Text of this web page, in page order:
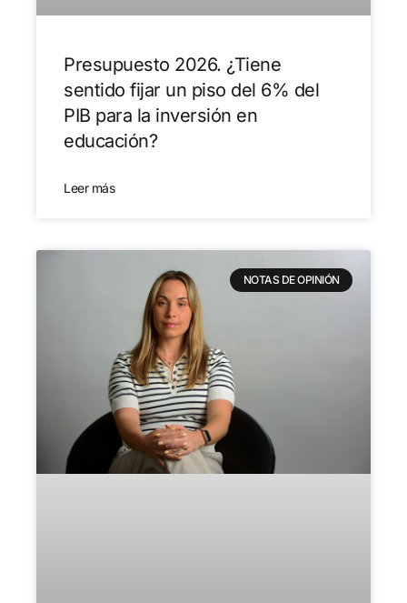
Presupuesto 2026. ¿Tiene
sentido fijar un piso del 6% del
PIB para la inversión en
educación?
Leer más
NOTAS DE OPINIÓN